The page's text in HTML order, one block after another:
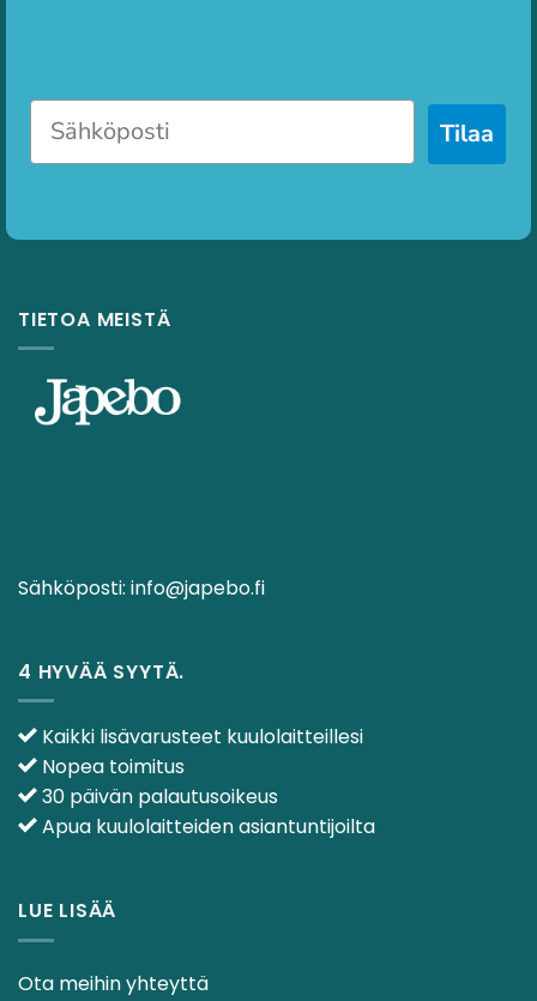
Tilaa
TIETOA MEISTÄ
Sähköposti: info@japebo.fi
4 HYVÄÄ SYYTÄ.
Kaikki lisävarusteet kuulolaitteillesi
Nopea toimitus
30 päivän palautusoikeus
Apua kuulolaitteiden asiantuntijoilta
LUE LISÄÄ
Ota meihin yhteyttä